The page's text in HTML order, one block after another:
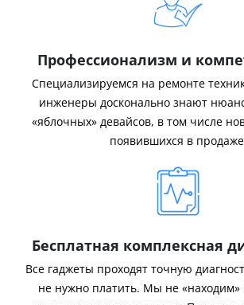
Профессионализм и
Специализируемся на ремонте
инженеры досконально знают
«яблочных» девайсов, в том числе
появившихся в
Бесплатная комплексная
Все гаджеты проходят точную
не нужно платить. Мы не